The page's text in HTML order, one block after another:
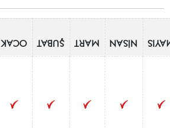
OCAK ŞUBAT MART NİSAN